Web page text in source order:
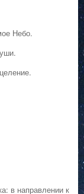
Небо.
в направлении к